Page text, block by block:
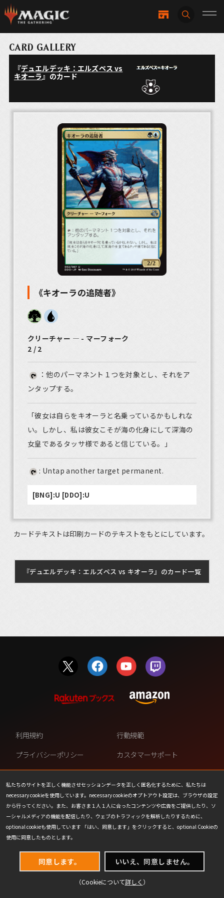
CARD GALLERY
『デュエルデッキ：エルズペス vs
キオーラ』のカード
《キオーラの追随者》
クリーチャー ― - マーフォーク
2 / 2
：他のパーマネント１つを対象とし、それをア
ンタップする。
「彼女は自らをキオーラと名乗っているかもしれな
い。しかし、私は彼女こそが海の化身にして深海の
女皇であるタッサ様であると信じている。」
: Untap another target permanent.
[BNG]:U [DDO]:U
カードテキストは印刷カードのテキストをもとにしています。
『デュエルデッキ：エルズペス vs キオーラ』のカード一覧
私たちのサイトを正しく機能させセッションデータを正しく匿名化するために、私たちは
necessary cookieを使用しています。necessary cookieのオプトアウト設定は、ブラウザの設定
から行ってください。また、お客さま１人１人に合ったコンテンツや広告をご提供したり、ソ
ーシャルメディアの機能を配信したり、ウェブのトラフィックを解析したりするために、
optional cookieも使用しています 「はい、同意します」をクリックすると、optional Cookieの
使用に同意したものとします。
同意します。 いいえ、同意しません。
（Cookieについて詳しく ）
利用規約
行動規範
プライバシーポリシー
カスタマーサポート
ファンコンテンツ・ポリシー
個人情報の販売や共有を許可し
ない
COOKIE
プレスリリース
会社情報
お問い合わせ